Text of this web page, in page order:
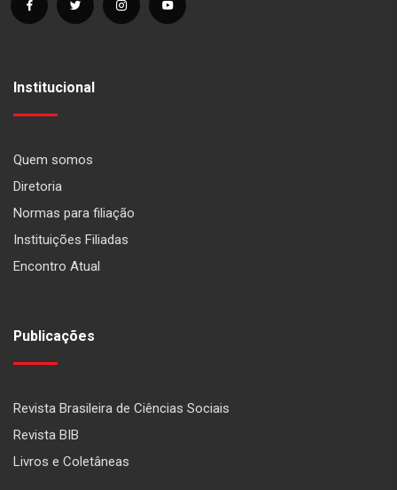
Institucional
Quem somos
Diretoria
Normas para filiação
Instituições Filiadas
Encontro Atual
Publicações
Revista Brasileira de Ciências Sociais
Revista BIB
Livros e Coletâneas